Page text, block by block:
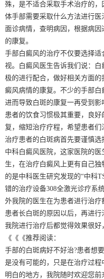
殊，是不适合采取手术治疗的
体手部需要采取什么方法进行
面诊病情，查明病因，根据病
的康复。
手部白癜风的治疗不仅要选择
视。白癜风医生告诉我们说：
极的进行配合，做好相关方面
癜风病情的康复。不少的手部白
进而导致白斑的康复一再受到影
患者的饮食习惯极其重要，良
复，缩短治疗疗程，希望患者们
治疗患者的白斑病首先要谨慎
中科白癜风医院，这家医院的
生，在治疗白癜风上更有自己独
的是中科医生研究发现的“中科
错的治疗设备308全激光诊疗系
外我院的医生在为患者进行治
患者长白斑的原因以后，再进
我院进行治疗后都觉得效果很
《《《推荐阅读：
手部的白斑病好不好治?患者想
是没有可能的，只是在治疗过
明白的地方，我院随时欢迎您